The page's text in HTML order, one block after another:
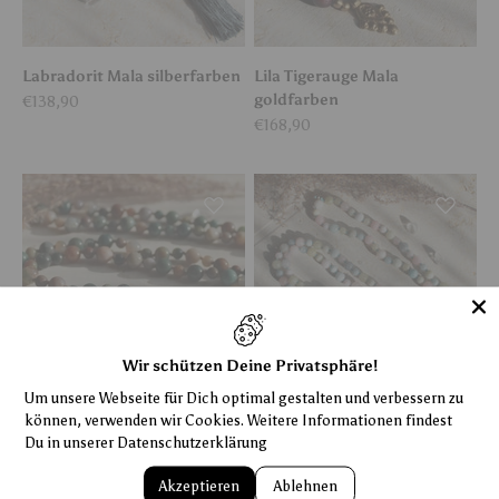
Labradorit Mala silberfarben
Angebot
€138,90
Lila Tigerauge Mala
goldfarben
Angebot
€168,90
Moosachat Mala silberfarben
Angebot
€128,90
Morganit Mala silberfarben
Angebot
€117,90
Wir schützen Deine Privatsphäre!
Um unsere Webseite für Dich optimal gestalten und verbessern zu
können, verwenden wir Cookies. Weitere Informationen findest
Du in unserer Datenschutzerklärung
Akzeptieren Ablehnen